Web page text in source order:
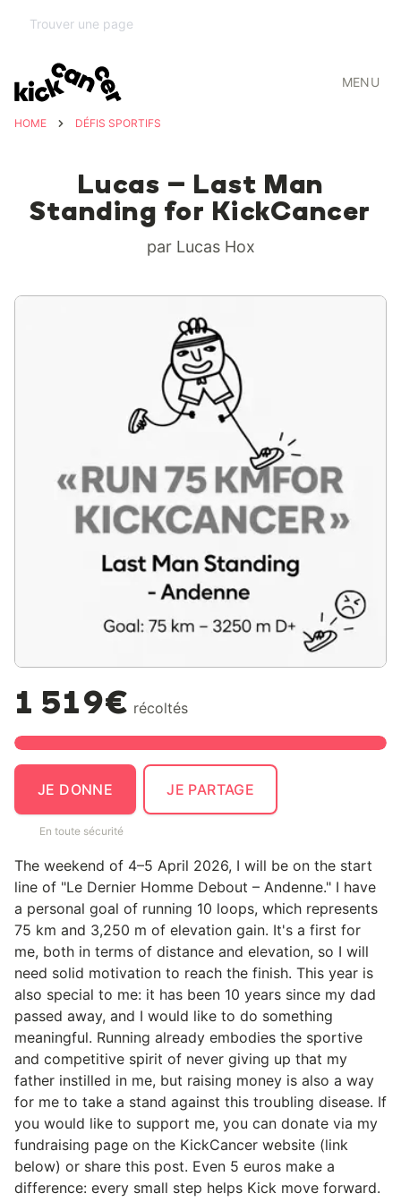
MENU
HOME DÉFIS SPORTIFS
Lucas – Last Man
Standing for KickCancer
par Lucas Hox
1 519€ récoltés
JE DONNE
En toute sécurité
JE PARTAGE
The weekend of 4–5 April 2026, I will be on the start
line of "Le Dernier Homme Debout – Andenne." I have
a personal goal of running 10 loops, which represents
75 km and 3,250 m of elevation gain. It's a first for
me, both in terms of distance and elevation, so I will
need solid motivation to reach the finish. This year is
also special to me: it has been 10 years since my dad
passed away, and I would like to do something
meaningful. Running already embodies the sportive
and competitive spirit of never giving up that my
father instilled in me, but raising money is also a way
for me to take a stand against this troubling disease. If
you would like to support me, you can donate via my
fundraising page on the KickCancer website (link
below) or share this post. Even 5 euros make a
difference: every small step helps Kick move forward.